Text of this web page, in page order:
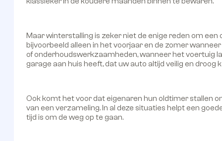
Maar winterstalling is zeker niet de enige reden om
bijvoorbeeld alleen in het voorjaar en de zomer
of onderhoudswerkzaamheden, wanneer het voertuig
garage aan huis heeft, dat uw auto altijd veilig en droog
Ook komt het voor dat eigenaren hun oldtimer stallen
van een verzameling. In al deze situaties helpt een
tijd is om de weg op te gaan.